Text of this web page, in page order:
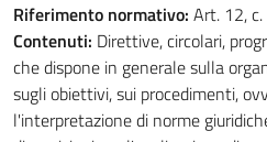
Riferimento normativo: Art. 12,
Contenuti: Direttive, circolari,
che dispone in generale sulla
sugli obiettivi, sui procedimenti,
l'interpretazione di norme